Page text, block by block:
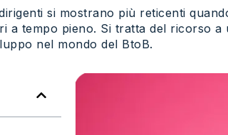
si mostrano più reticenti
a tempo pieno. Si tratta del ricorso
nel mondo del BtoB.